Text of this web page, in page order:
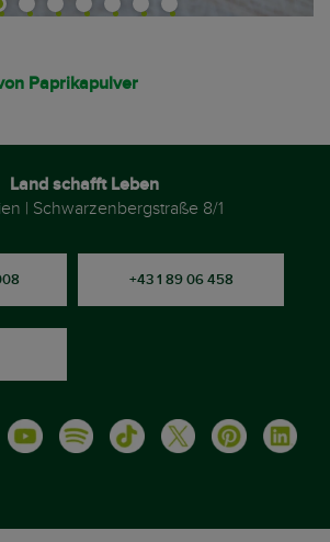
Paprikapulver
Land schafft Leben
| Schwarzenbergstraße 8/1
+43 1 89 06 458